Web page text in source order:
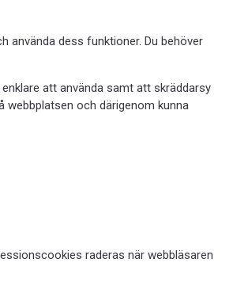
använda dess funktioner. Du behöver
att använda samt att skräddarsy
och därigenom kunna
raderas när webbläsaren